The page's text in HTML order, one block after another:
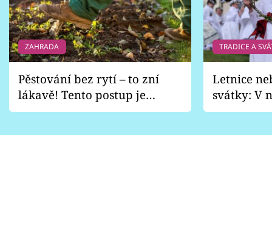
ZAHRADA
Pěstování bez rytí – to zní
lákavě! Tento postup je
vhodný jen pro některé
TRADICE A
Letnice
svátky: V
pondělí